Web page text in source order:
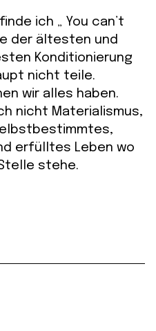
ich „ You can’t
der ältesten und
Konditionierung
nicht teile.
wir alles haben.
nicht Materialismus,
erfülltes Leben wo
stehe.